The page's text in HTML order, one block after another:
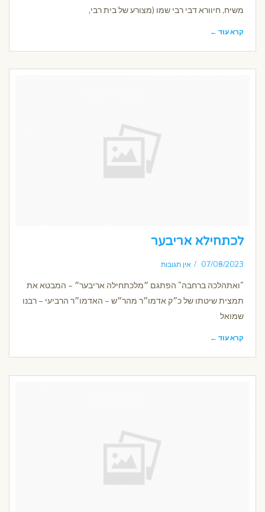
משיח, חיוורא דבי רבי שמו (מצורע של בית רבי,
קרא עוד ←
לכתחילא אריבער
07/08/2023 אין תגובות
"ואתהלכה ברחבה" הפתגם ״מלכתחילה אריבער״ – המבטא את
תמצית שיטתו של כ״ק אדמו״ר מהר״ש – האדמו״ר הרביעי – רבנו
שמואל
קרא עוד ←